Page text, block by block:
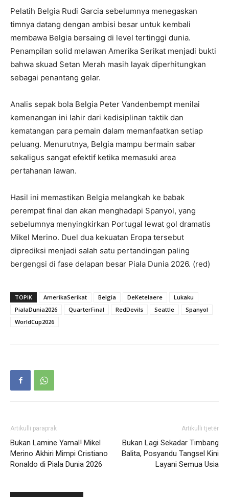
Pelatih Belgia Rudi Garcia sebelumnya menegaskan
timnya datang dengan ambisi besar untuk kembali
membawa Belgia bersaing di level tertinggi dunia.
Penampilan solid melawan Amerika Serikat menjadi bukti
bahwa skuad Setan Merah masih layak diperhitungkan
sebagai penantang gelar.
Analis sepak bola Belgia Peter Vandenbempt menilai
kemenangan ini lahir dari kedisiplinan taktik dan
kematangan para pemain dalam memanfaatkan setiap
peluang. Menurutnya, Belgia mampu bermain sabar
sekaligus sangat efektif ketika memasuki area
pertahanan lawan.
Hasil ini memastikan Belgia melangkah ke babak
perempat final dan akan menghadapi Spanyol, yang
sebelumnya menyingkirkan Portugal lewat gol dramatis
Mikel Merino. Duel dua kekuatan Eropa tersebut
diprediksi menjadi salah satu pertandingan paling
bergengsi di fase delapan besar Piala Dunia 2026. (red)
TOPIK AmerikaSerikat Belgia DeKetelaere
Lukaku
PialaDunia2026
QuarterFinal RedDevils Seattle
Spanyol
WorldCup2026
Artikulli paraprak
Bukan Lamine Yamal! Mikel
Merino Akhiri Mimpi Cristiano
Ronaldo di Piala Dunia 2026
Artikulli tjetër
Bukan Lagi Sekadar Timbang
Balita, Posyandu Tangsel Kini
Layani Semua Usia